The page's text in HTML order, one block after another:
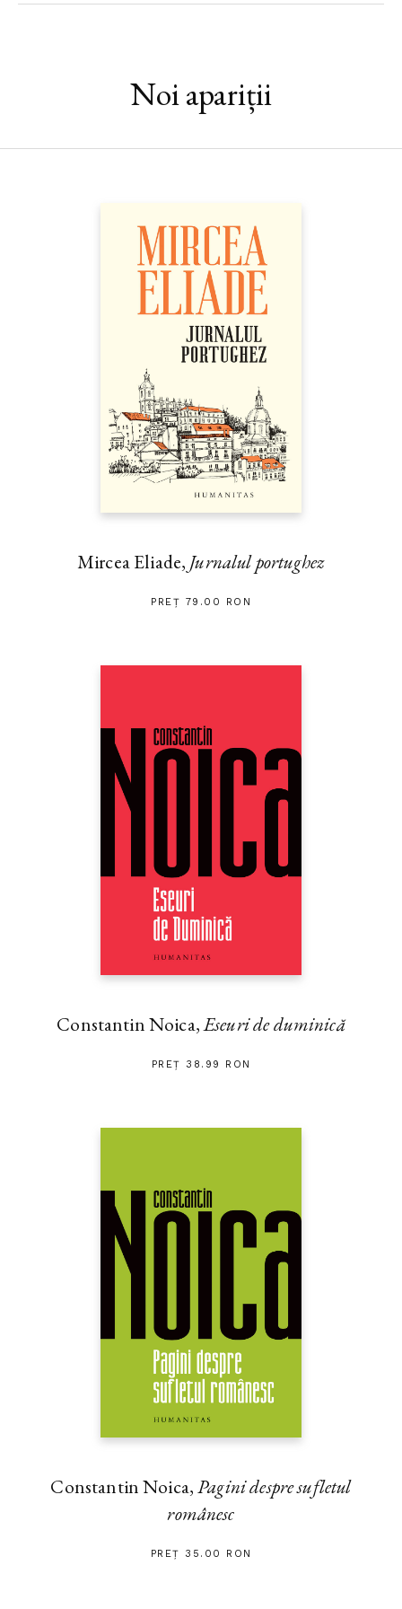
s-au născut în mine, cu care am stat de vorbă în taina minții
înființat. Nevoia de a înțelege, care m-a condus la întâlnirea cu
ele, este o formă de iubire prin care îmbrățișăm toate lucrurile
cuvântătoare, lumea poate avea sens și poate fi iubită.“ —
Noi apariții
Mircea Eliade, Jurnalul portughez
PREȚ 79.00 RON
Constantin Noica,Eseuri de duminică
PREȚ 38.99 RON
Constantin Noica,Pagini despre sufletul
românesc
PREȚ 35.00 RON